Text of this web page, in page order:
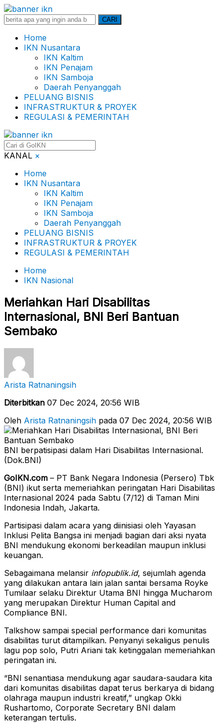
Search
CARI
Home
IKN Nusantara
IKN Kaltim
IKN Penajam
IKN Samboja
Daerah Penyanggah
PELUANG BISNIS
INFRASTRUKTUR & PROYEK
REGULASI & PEMERINTAH
KANAL ×
Home
IKN Nusantara
IKN Kaltim
IKN Penajam
IKN Samboja
Daerah Penyanggah
PELUANG BISNIS
INFRASTRUKTUR & PROYEK
REGULASI & PEMERINTAH
Home
IKN Nasional
Meriahkan Hari Disabilitas
Internasional, BNI Beri Bantuan
Sembako
Arista Ratnaningsih
Diterbitkan 07 Dec 2024, 20:56 WIB
Oleh Arista Ratnaningsih pada 07 Dec 2024, 20:56 WIB
BNI berpatisipasi dalam Hari Disabilitas Internasional.
(Dok.BNI)
GoIKN.com – PT Bank Negara Indonesia (Persero) Tbk
(BNI) ikut serta memeriahkan peringatan Hari Disabilitas
Internasional 2024 pada Sabtu (7/12) di Taman Mini
Indonesia Indah, Jakarta.
Partisipasi dalam acara yang diinisiasi oleh Yayasan
Inklusi Pelita Bangsa ini menjadi bagian dari aksi nyata
BNI mendukung ekonomi berkeadilan maupun inklusi
keuangan.
Sebagaimana melansir infopublik.id, sejumlah agenda
yang dilakukan antara lain jalan santai bersama Royke
Tumilaar selaku Direktur Utama BNI hingga Mucharom
yang merupakan Direktur Human Capital and
Compliance BNI.
Talkshow sampai special performance dari komunitas
disabilitas turut ditampilkan. Penyanyi sekaligus penulis
lagu pop solo, Putri Ariani tak ketinggalan memeriahkan
peringatan ini.
“BNI senantiasa mendukung agar saudara-saudara kita
dari komunitas disabilitas dapat terus berkarya di bidang
olahraga maupun industri kreatif,” ungkap Okki
Rushartomo, Corporate Secretary BNI dalam
keterangan tertulis.